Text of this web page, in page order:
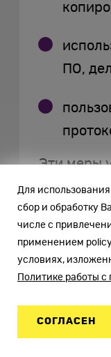
ПО,
Эти меры
Похожие
Для
сбор и обработку
числе с
применением
условиях,
Политике работы
СОГЛАСЕН